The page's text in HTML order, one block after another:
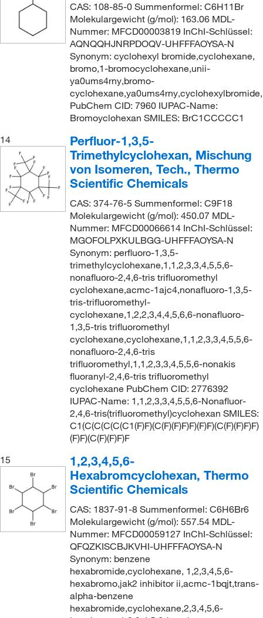
CAS: 108-85-0 Summenformel: C6H11Br
Molekulargewicht (g/mol): 163.06 MDL-
Nummer: MFCD00003819 InChI-Schlüssel:
AQNQQHJNRPDOQV-UHFFFAOYSA-N
Synonym: cyclohexyl bromide,cyclohexane,
bromo,1-bromocyclohexane,unii-
ya0ums4rny,bromo-
PubChem CID: 7960 IUPAC-Name:
Bromoyclohexan SMILES: BrC1CCCCC1
14
Perfluor-1,3,5-
Trimethylcyclohexan, Mischung
von Isomeren, Tech., Thermo
Scientific Chemicals
CAS: 374-76-5 Summenformel: C9F18
Molekulargewicht (g/mol): 450.07 MDL-
Nummer: MFCD00066614 InChI-Schlüssel:
MGOFOLPXKULBGG-UHFFFAOYSA-N
Synonym: perfluoro-1,3,5-
trimethylcyclohexane,1,1,2,3,3,4,5,5,6-
nonafluoro-2,4,6-tris trifluoromethyl
cyclohexane,acmc-1ajc4,nonafluoro-1,3,5-
tris-trifluoromethyl-
cyclohexane,1,2,2,3,4,4,5,6,6-nonafluoro-
1,3,5-tris trifluoromethyl
cyclohexane,cyclohexane,1,1,2,3,3,4,5,5,6-
nonafluoro-2,4,6-tris
trifluoromethyl,1,1,2,3,3,4,5,5,6-nonakis
fluoranyl-2,4,6-tris trifluoromethyl
cyclohexane PubChem CID: 2776392
IUPAC-Name: 1,1,2,3,3,4,5,5,6-Nonafluor-
2,4,6-tris(trifluoromethyl)cyclohexan SMILES:
C1(C(C(C(C(C1(F)F)(C(F)(F)F)F)(F)F)(C(F)(F)F)F)
(F)F)(C(F)(F)F)F
15
1,2,3,4,5,6-
Hexabromcyclohexan, Thermo
Scientific Chemicals
CAS: 1837-91-8 Summenformel: C6H6Br6
Molekulargewicht (g/mol): 557.54 MDL-
Nummer: MFCD00059127 InChI-Schlüssel:
QFQZKISCBJKVHI-UHFFFAOYSA-N
Synonym: benzene
hexabromide,cyclohexane, 1,2,3,4,5,6-
hexabromo,jak2 inhibitor ii,acmc-1bqjt,trans-
alpha-benzene
hexabromide,cyclohexane,2,3,4,5,6-